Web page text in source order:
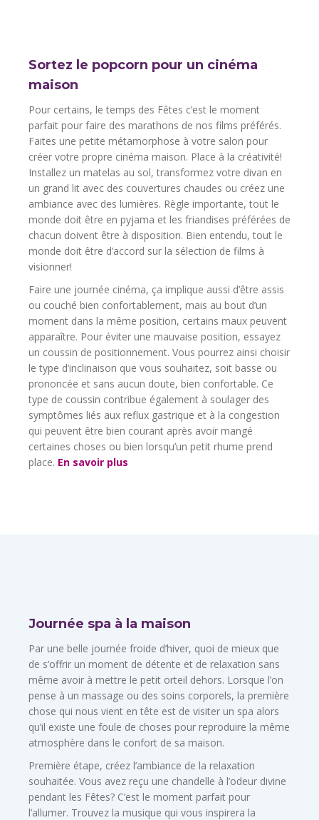
Sortez le popcorn pour un cinéma
maison
Pour certains, le temps des Fêtes c’est le moment
parfait pour faire des marathons de nos films préférés.
Faites une petite métamorphose à votre salon pour
créer votre propre cinéma maison. Place à la créativité!
Installez un matelas au sol, transformez votre divan en
un grand lit avec des couvertures chaudes ou créez une
ambiance avec des lumières. Règle importante, tout le
monde doit être en pyjama et les friandises préférées de
chacun doivent être à disposition. Bien entendu, tout le
monde doit être d’accord sur la sélection de films à
visionner!
Faire une journée cinéma, ça implique aussi d’être assis
ou couché bien confortablement, mais au bout d’un
moment dans la même position, certains maux peuvent
apparaître. Pour éviter une mauvaise position, essayez
un coussin de positionnement. Vous pourrez ainsi choisir
le type d’inclinaison que vous souhaitez, soit basse ou
prononcée et sans aucun doute, bien confortable. Ce
type de coussin contribue également à soulager des
symptômes liés aux reflux gastrique et à la congestion
qui peuvent être bien courant après avoir mangé
certaines choses ou bien lorsqu’un petit rhume prend
place. En savoir plus
Journée spa à la maison
Par une belle journée froide d’hiver, quoi de mieux que
de s’offrir un moment de détente et de relaxation sans
même avoir à mettre le petit orteil dehors. Lorsque l’on
pense à un massage ou des soins corporels, la première
chose qui nous vient en tête est de visiter un spa alors
qu’il existe une foule de choses pour reproduire la même
atmosphère dans le confort de sa maison.
Première étape, créez l’ambiance de la relaxation
souhaitée. Vous avez reçu une chandelle à l’odeur divine
pendant les Fêtes? C’est le moment parfait pour
l’allumer. Trouvez la musique qui vous inspirera la